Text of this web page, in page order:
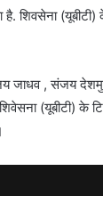
शिवसेना
जाधव , संजय
(यूबीटी)